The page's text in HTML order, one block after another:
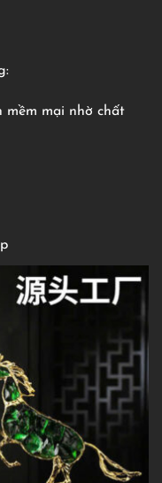
mềm mại nhờ chất